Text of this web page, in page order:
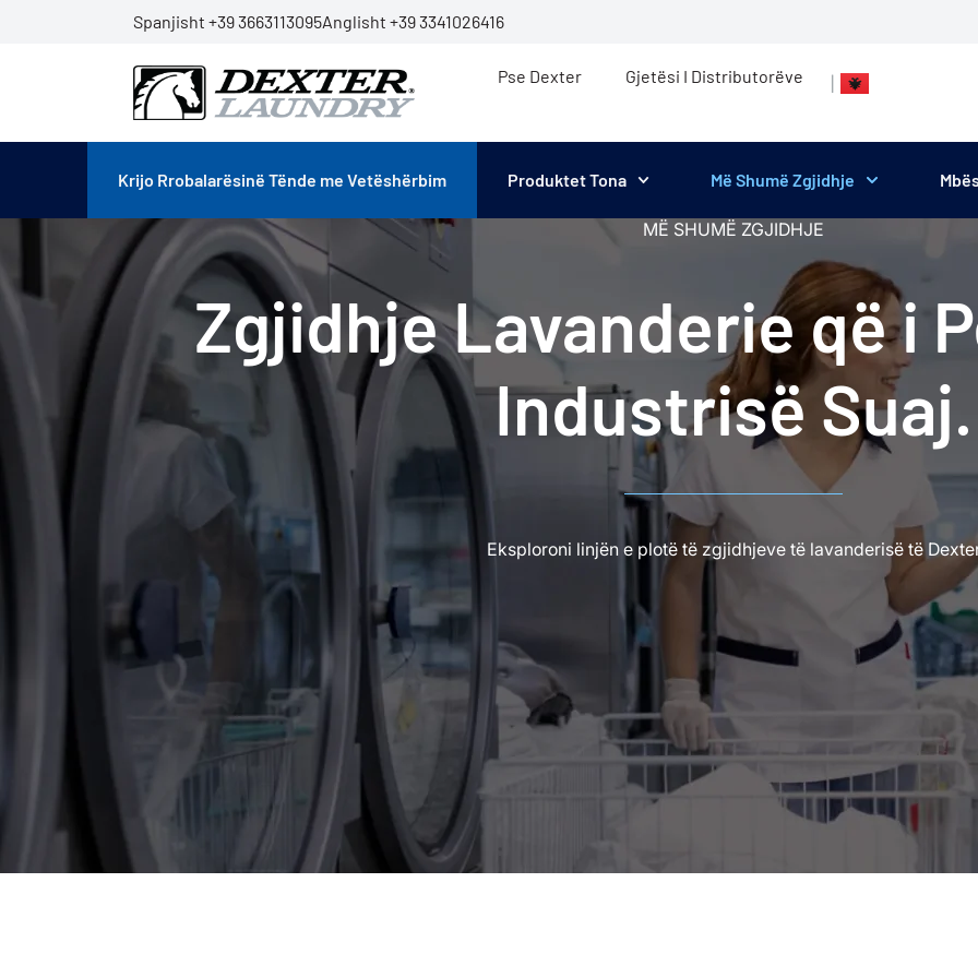
Spanjisht +39 3663113095Anglisht +39 3341026416
Pse Dexter Gjetësi I Distributorëve |
Krijo Rrobalarësinë Tënde me Vetëshërbim Produktet Tona Më Shumë Zgjidhje
MË SHUMË ZGJIDHJE
Zgjidhje Lavanderie që i
Industrisë Suaj.
Eksploroni linjën e plotë të zgjidhjeve të lavanderisë të